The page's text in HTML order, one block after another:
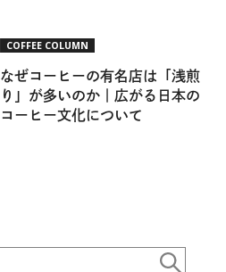
COFFEE COLUMN
なぜコーヒーの有名店は「浅煎
り」が多いのか｜広がる日本の
コーヒー文化について